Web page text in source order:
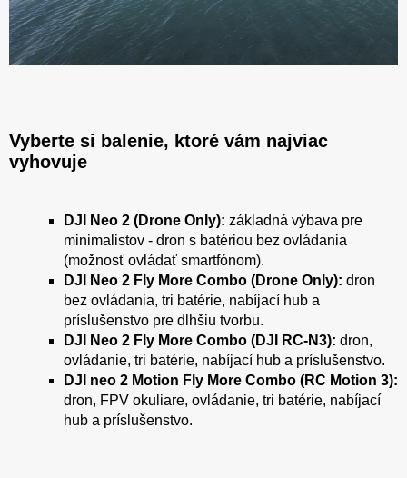
Vyberte si balenie, ktoré vám najviac
vyhovuje
DJI Neo 2 (Drone Only): základná výbava pre
minimalistov - dron s batériou bez ovládania
(možnosť ovládať smartfónom).
DJI Neo 2 Fly More Combo (Drone Only): dron
bez ovládania, tri batérie, nabíjací hub a
príslušenstvo pre dlhšiu tvorbu.
DJI Neo 2 Fly More Combo (DJI RC-N3): dron,
ovládanie, tri batérie, nabíjací hub a príslušenstvo.​​​​​​​
DJI neo 2 Motion Fly More Combo (RC Motion 3):
dron, FPV okuliare, ovládanie, tri batérie, nabíjací
hub a príslušenstvo.